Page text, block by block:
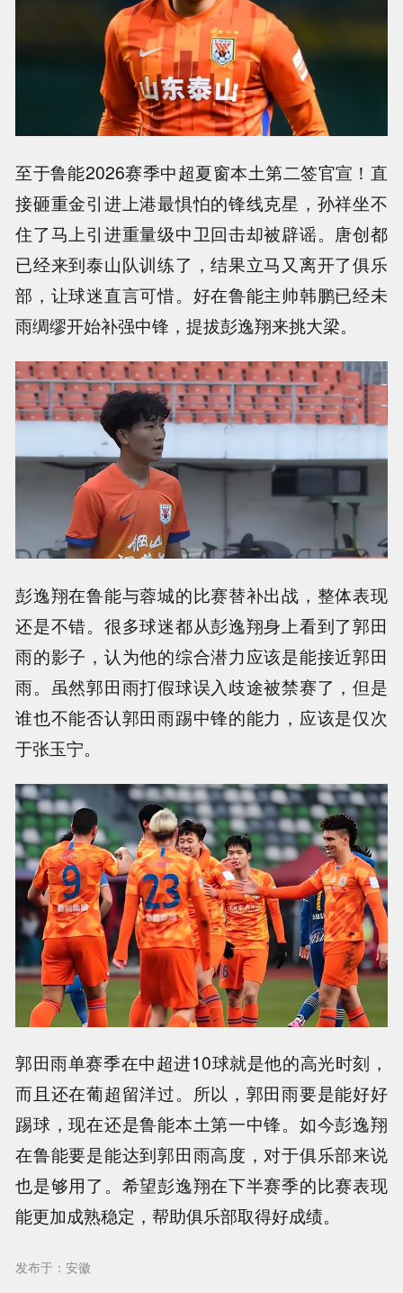
至于鲁能2026赛季中超夏窗本土第二签官宣！直
接砸重金引进上港最惧怕的锋线克星，孙祥坐不
住了马上引进重量级中卫回击却被辟谣。唐创都
已经来到泰山队训练了，结果立马又离开了俱乐
部，让球迷直言可惜。好在鲁能主帅韩鹏已经未
雨绸缪开始补强中锋，提拔彭逸翔来挑大梁。
彭逸翔在鲁能与蓉城的比赛替补出战，整体表现
还是不错。很多球迷都从彭逸翔身上看到了郭田
雨的影子，认为他的综合潜力应该是能接近郭田
雨。虽然郭田雨打假球误入歧途被禁赛了，但是
谁也不能否认郭田雨踢中锋的能力，应该是仅次
于张玉宁。
郭田雨单赛季在中超进10球就是他的高光时刻，
而且还在葡超留洋过。所以，郭田雨要是能好好
踢球，现在还是鲁能本土第一中锋。如今彭逸翔
在鲁能要是能达到郭田雨高度，对于俱乐部来说
也是够用了。希望彭逸翔在下半赛季的比赛表现
能更加成熟稳定，帮助俱乐部取得好成绩。
发布于：安徽